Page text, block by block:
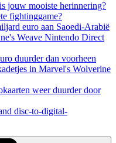
jouw mooiste herinnering?
fightinggame?
euro aan Saoedi-Arabië
Weave Nintendo Direct
duurder dan voorheen
in Marvel's Wolverine
weer duurder door
disc-to-digital-